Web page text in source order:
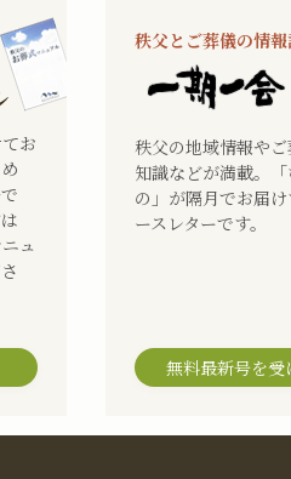
お
ュ
秩父とご葬儀の情
秩父の地域情報や
知識などが満載。
の」が隔月でお届
ースレターです。
無料最新号を受